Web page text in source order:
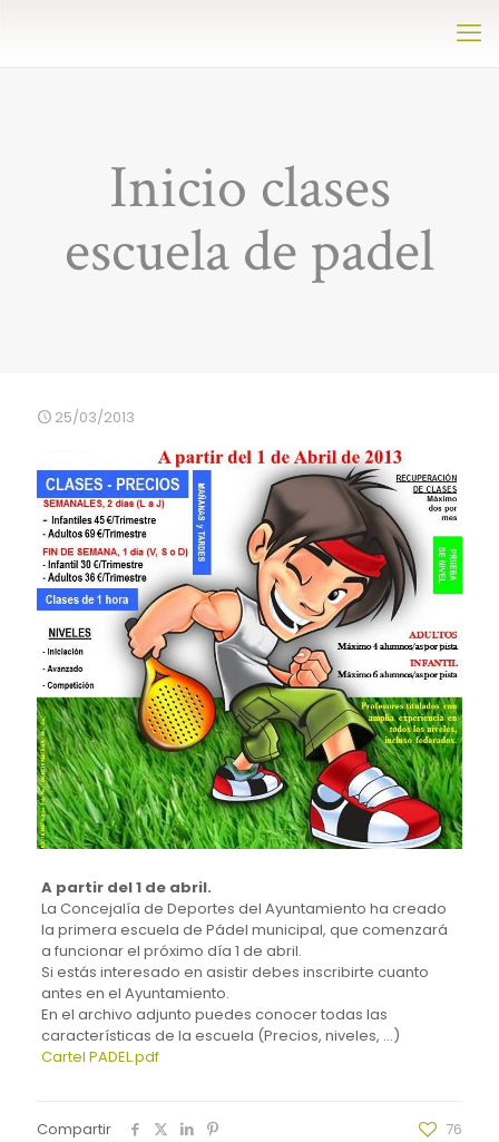
Inicio clases
escuela de padel
25/03/2013
A partir del 1 de abril.
La Concejalía de Deportes del Ayuntamiento ha creado
la primera escuela de Pádel municipal, que comenzará
a funcionar el próximo día 1 de abril.
Si estás interesado en asistir debes inscribirte cuanto
antes en el Ayuntamiento.
En el archivo adjunto puedes conocer todas las
características de la escuela (Precios, niveles, …)
Cartel PADEL.pdf
Compartir 76